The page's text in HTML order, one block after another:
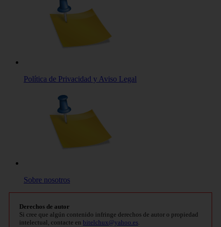
Política de Privacidad y Aviso Legal
Sobre nosotros
Derechos de autor
Si cree que algún contenido infringe derechos de autor o propiedad
intelectual, contacte en bitelchux@yahoo.es.